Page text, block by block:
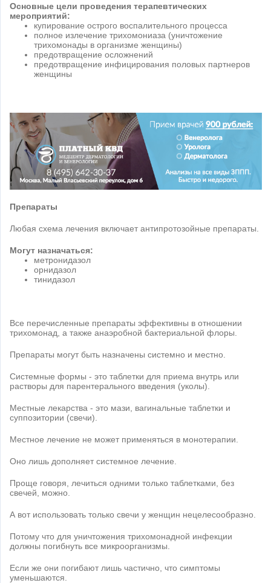
Основные цели проведения терапевтических
мероприятий:
купирование острого воспалительного процесса
полное излечение трихомониаза (уничтожение
трихомонады в организме женщины)
предотвращение осложнений
предотвращение инфицирования половых партнеров
женщины
Препараты
Любая схема лечения включает антипротозойные препараты.
Могут назначаться:
метронидазол
орнидазол
тинидазол
Все перечисленные препараты эффективны в отношении
трихомонад, а также анаэробной бактериальной флоры.
Препараты могут быть назначены системно и местно.
Системные формы - это таблетки для приема внутрь или
растворы для парентерального введения (уколы).
Местные лекарства - это мази, вагинальные таблетки и
суппозитории (свечи).
Местное лечение не может применяться в монотерапии.
Оно лишь дополняет системное лечение.
Проще говоря, лечиться одними только таблетками, без
свечей, можно.
А вот использовать только свечи у женщин нецелесообразно.
Потому что для уничтожения трихомонадной инфекции
должны погибнуть все микроорганизмы.
Если же они погибают лишь частично, что симптомы
уменьшаются.